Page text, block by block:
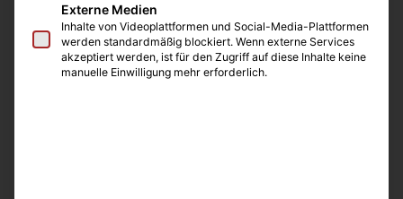
Externe Medien
Inhalte von Videoplattformen und Social-Media-Plattformen
werden standardmäßig blockiert. Wenn externe Services
akzeptiert werden, ist für den Zugriff auf diese Inhalte keine
manuelle Einwilligung mehr erforderlich.